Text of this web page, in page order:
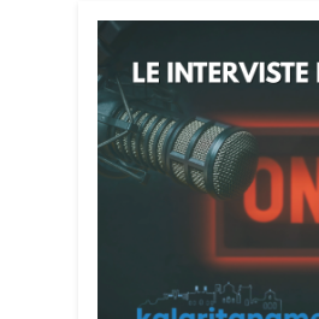
Il programma dedica
temi della pace e della
nel Mediterraneo. Oggi
Mediateca del
l’incontro con
Giuseppe Baturi ha
dei giovani nella
culture e popoli, con un
inserito nel percorso
Pace e del